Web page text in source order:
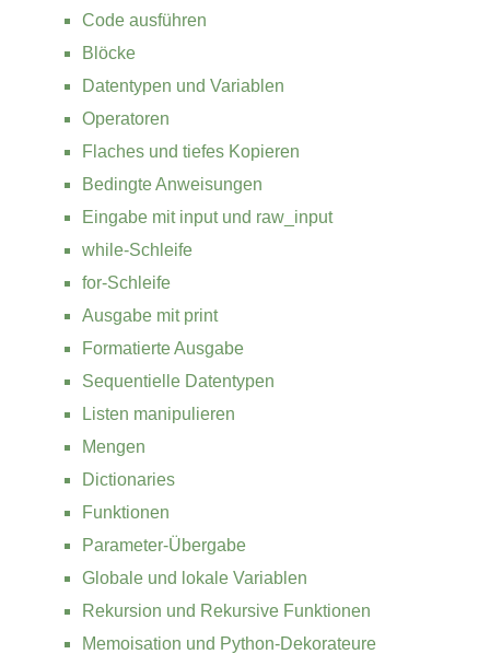
Code ausführen
Blöcke
Datentypen und Variablen
Operatoren
Flaches und tiefes Kopieren
Bedingte Anweisungen
Eingabe mit input und raw_input
while-Schleife
for-Schleife
Ausgabe mit print
Formatierte Ausgabe
Sequentielle Datentypen
Listen manipulieren
Mengen
Dictionaries
Funktionen
Parameter-Übergabe
Globale und lokale Variablen
Rekursion und Rekursive Funktionen
Memoisation und Python-Dekorateure